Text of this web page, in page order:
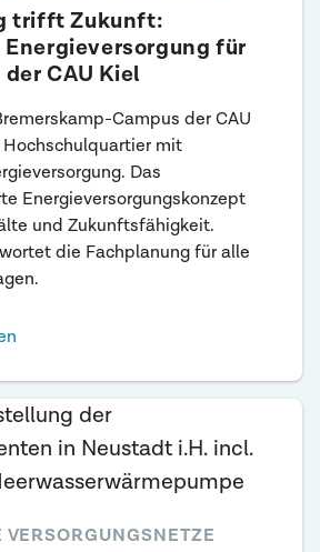
trifft Zukunft:
für
CAU Kiel
Campus der CAU
mit
Das
Energieversorgungskonzept
und Zukunftsfähigkeit.
die Fachplanung für alle